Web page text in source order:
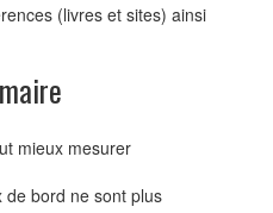
(livres et sites) ainsi
mieux mesurer
de bord ne sont plus